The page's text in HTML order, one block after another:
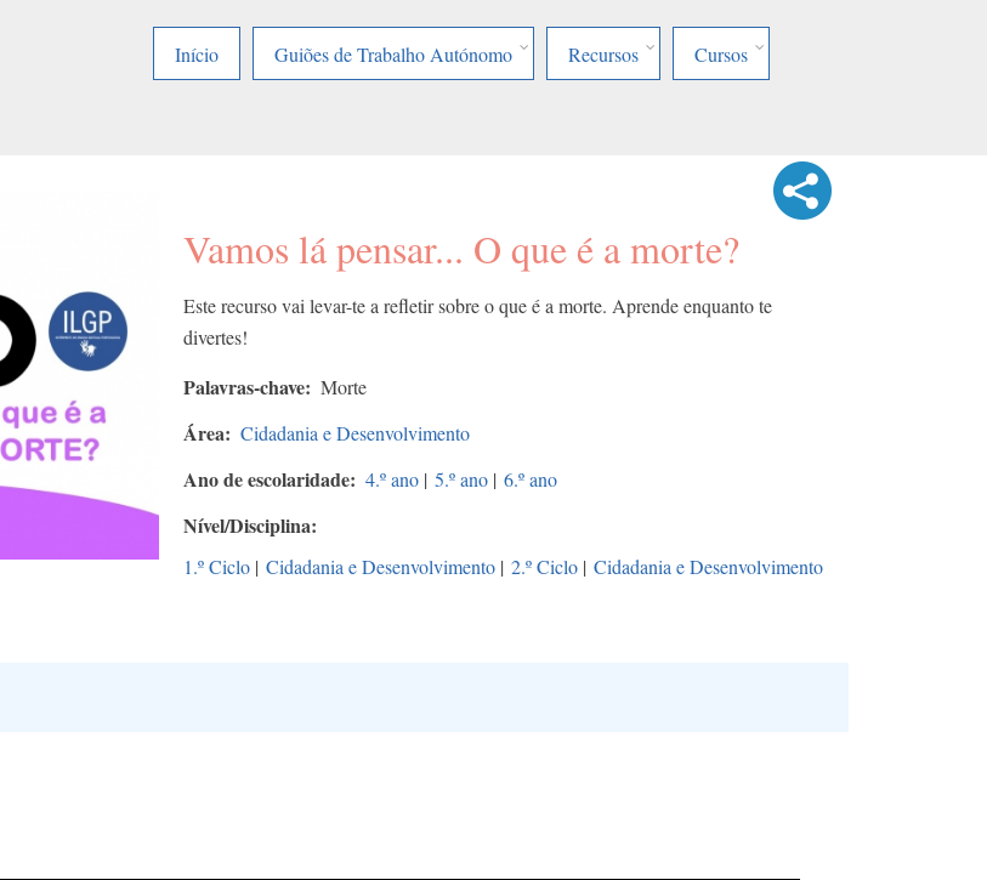
Início
Guiões de Trabalho Autónomo Recursos Cursos
Vamos lá pensar... O que é a morte?
Este recurso vai levar-te a refletir sobre o que é a morte. Aprende enquanto te
divertes!
Palavras-chave Morte
Área Cidadania e Desenvolvimento
Ano de escolaridade 4.º ano | 5.º ano | 6.º ano
Nível/Disciplina
1.º Ciclo | Cidadania e Desenvolvimento | 2.º Ciclo | Cidadania e Desenvolvimento